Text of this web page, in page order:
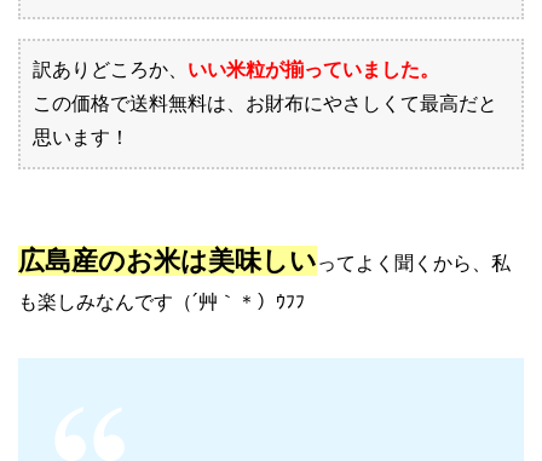
訳ありどころか、 いい米粒が揃っていました。
この価格で送料無料は、お財布にやさしくて最高だと
思います！
広島産のお米は美味しいってよく聞くから、私
も楽しみなんです（´艸｀＊）ｳﾌﾌ